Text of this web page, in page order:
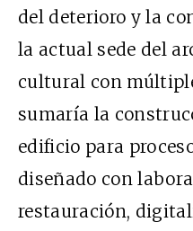
del deterioro y la
la actual sede del
cultural con
sumaría la
edificio para
diseñado con
restauración,